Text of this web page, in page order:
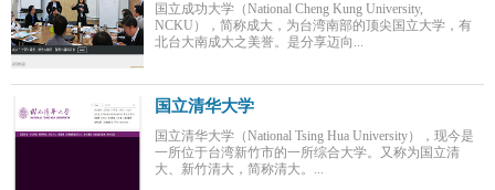
国立成功大学（National Cheng Kung University,
NCKU），简称成大，为台湾南部的顶尖国立大学，有
北台大南成大之美誉。是分享迈向...
国立清华大学
国立清华大学（National Tsing Hua University），现今是
一所位于台湾新竹市的一所综合大学。又称为国立清
大、新竹清大，简称清大。...